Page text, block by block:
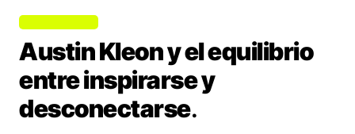
Austin Kleon y el equilibrio
entre inspirarse y
desconectarse.